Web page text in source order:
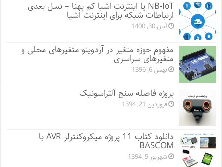
NB-IoT یا اینترنت اشیا کم پهنا – نسل بعدی
ارتباطات شبکه برای اینترنت اشیا
آبان 30, 1400
مفهوم حوزه متغیر در آردوینو-متغیرهای محلی و
متغیرهای سراسری
بهمن 6, 1396
پروژه فاصله سنج آلتراسونیک
فروردین 21, 1394
دانلود کتاب 11 پروژه میکروکنترلر AVR با
BASCOM
شهریور 5, 1394